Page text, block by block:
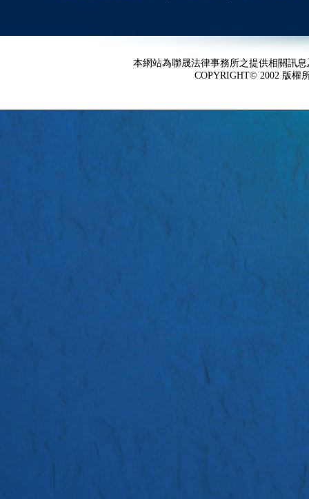
本網站為聯晟法律事務所之提供相關訊
COPYRIGHT© 2002 版權